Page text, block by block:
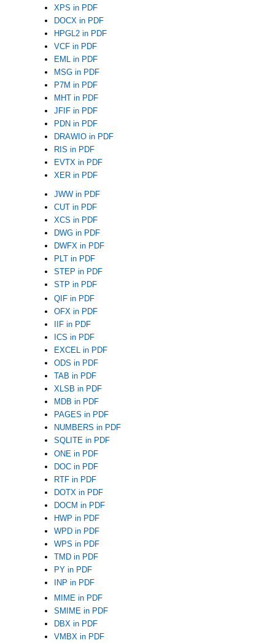
XPS in PDF
DOCX in PDF
HPGL2 in PDF
VCF in PDF
EML in PDF
MSG in PDF
P7M in PDF
MHT in PDF
JFIF in PDF
PDN in PDF
DRAWIO in PDF
RIS in PDF
EVTX in PDF
XER in PDF
JWW in PDF
CUT in PDF
XCS in PDF
DWG in PDF
DWFX in PDF
PLT in PDF
STEP in PDF
STP in PDF
QIF in PDF
OFX in PDF
IIF in PDF
ICS in PDF
EXCEL in PDF
ODS in PDF
TAB in PDF
XLSB in PDF
MDB in PDF
PAGES in PDF
NUMBERS in PDF
SQLITE in PDF
ONE in PDF
DOC in PDF
RTF in PDF
DOTX in PDF
DOCM in PDF
HWP in PDF
WPD in PDF
WPS in PDF
TMD in PDF
PY in PDF
INP in PDF
MIME in PDF
SMIME in PDF
DBX in PDF
VMBX in PDF